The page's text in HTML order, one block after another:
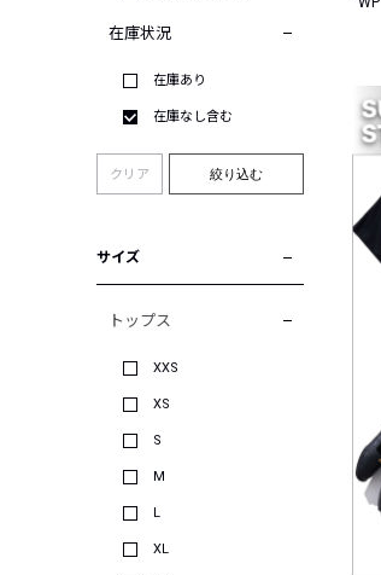
在庫状況
在庫あり
在庫なし含む
クリア 絞り込む
サイズ
トップス
XXS
XS
S
M
L
XL